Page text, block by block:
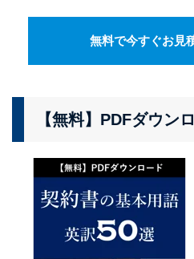
無料で今すぐお見
【無料】PDFダウン